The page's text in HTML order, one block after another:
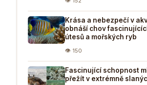
Krása a nebezpečí v
obnáší chov
útesů a mořských ryb
👁 150
Fascinující schopnost
přežít v extrémně